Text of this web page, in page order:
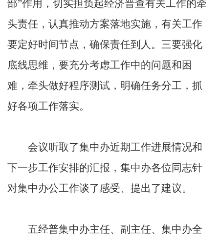
部”作用，切实担负起经济普查有关工作的牵
头责任，认真推动方案落地实施，有关工作
要定好时间节点，确保责任到人。三要强化
底线思维，要充分考虑工作中的问题和困
难，牵头做好程序测试，明确任务分工，抓
好各项工作落实。
会议听取了集中办近期工作进展情况和
下一步工作安排的汇报，集中办各位同志针
对集中办公工作谈了感受、提出了建议。
五经普集中办主任、副主任、集中办全